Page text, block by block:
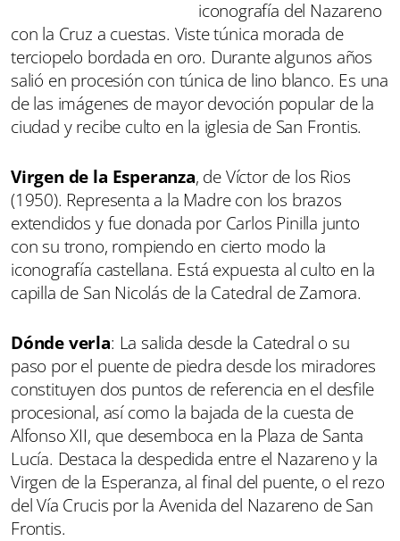
iconografía del Nazareno
con la Cruz a cuestas. Viste túnica morada de
terciopelo bordada en oro. Durante algunos años
salió en procesión con túnica de lino blanco. Es una
de las imágenes de mayor devoción popular de la
ciudad y recibe culto en la iglesia de San Frontis.
Virgen de la Esperanza, de Víctor de los Rios
(1950). Representa a la Madre con los brazos
extendidos y fue donada por Carlos Pinilla junto
con su trono, rompiendo en cierto modo la
iconografía castellana. Está expuesta al culto en la
capilla de San Nicolás de la Catedral de Zamora.
Dónde verla: La salida desde la Catedral o su
paso por el puente de piedra desde los miradores
constituyen dos puntos de referencia en el desfile
procesional, así como la bajada de la cuesta de
Alfonso XII, que desemboca en la Plaza de Santa
Lucía. Destaca la despedida entre el Nazareno y la
Virgen de la Esperanza, al final del puente, o el rezo
del Vía Crucis por la Avenida del Nazareno de San
Frontis.